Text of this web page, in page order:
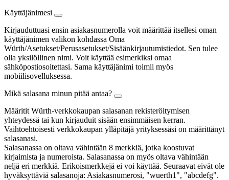
Käyttäjänimesi
Kirjauduttuasi ensin asiakasnumerolla voit määrittää itsellesi oman
käyttäjänimen valikon kohdassa Oma
Würth/Asetukset/Perusasetukset/Sisäänkirjautumistiedot. Sen tulee
olla yksilöllinen nimi. Voit käyttää esimerkiksi omaa
sähköpostiosoitettasi. Sama käyttäjänimi toimii myös
mobiilisovelluksessa.
Mikä salasana minun pitää antaa?
Määritit Würth-verkkokaupan salasanan rekisteröitymisen
yhteydessä tai kun kirjauduit sisään ensimmäisen kerran.
Vaihtoehtoisesti verkkokaupan ylläpitäjä yrityksessäsi on määrittänyt
salasanasi.
Salasanassa on oltava vähintään 8 merkkiä, jotka koostuvat
kirjaimista ja numeroista. Salasanassa on myös oltava vähintään
neljä eri merkkiä. Erikoismerkkejä ei voi käyttää. Seuraavat eivät ole
hyväksyttäviä salasanoja: Asiakasnumerosi, "wuerth1", "abcdefg".